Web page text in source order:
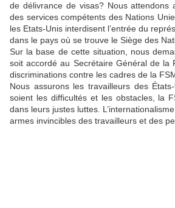
de délivrance de visas? Nous attendons
des services compétents des Nations
les Etats-Unis interdisent l’entrée du
dans le pays où se trouve le Siège des
Sur la base de cette situation, nous
soit accordé au Secrétaire Général de la
discriminations contre les cadres de la
Nous assurons les travailleurs des
soient les difficultés et les obstacles, la
dans leurs justes luttes.
armes invincibles des travailleurs et des